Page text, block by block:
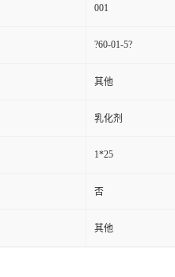
001
?60-01-5?
其他
乳化剂
1*25
否
其他